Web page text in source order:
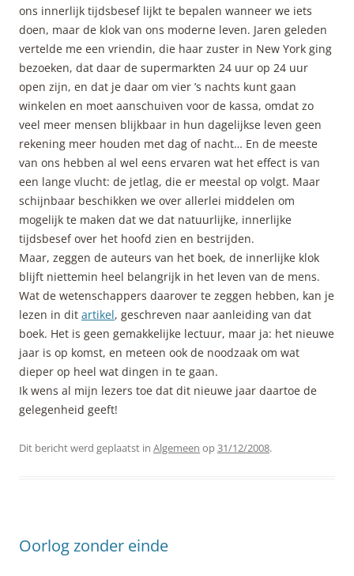
ons innerlijk tijdsbesef lijkt te bepalen wanneer we iets
doen, maar de klok van ons moderne leven. Jaren geleden
vertelde me een vriendin, die haar zuster in New York ging
bezoeken, dat daar de supermarkten 24 uur op 24 uur
open zijn, en dat je daar om vier ’s nachts kunt gaan
winkelen en moet aanschuiven voor de kassa, omdat zo
veel meer mensen blijkbaar in hun dagelijkse leven geen
rekening meer houden met dag of nacht… En de meeste
van ons hebben al wel eens ervaren wat het effect is van
een lange vlucht: de jetlag, die er meestal op volgt. Maar
schijnbaar beschikken we over allerlei middelen om
mogelijk te maken dat we dat natuurlijke, innerlijke
tijdsbesef over het hoofd zien en bestrijden.
Maar, zeggen de auteurs van het boek, de innerlijke klok
blijft niettemin heel belangrijk in het leven van de mens.
Wat de wetenschappers daarover te zeggen hebben, kan je
lezen in dit artikel, geschreven naar aanleiding van dat
boek. Het is geen gemakkelijke lectuur, maar ja: het nieuwe
jaar is op komst, en meteen ook de noodzaak om wat
dieper op heel wat dingen in te gaan.
Ik wens al mijn lezers toe dat dit nieuwe jaar daartoe de
gelegenheid geeft!
Dit bericht werd geplaatst in Algemeen op31/12/2008.
Oorlog zonder einde